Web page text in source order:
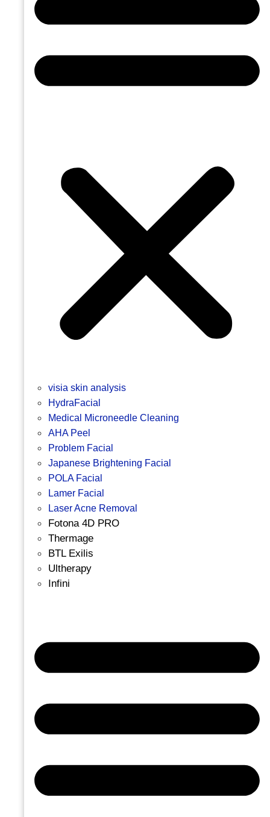
visia skin analysis
HydraFacial
Medical Microneedle Cleaning
AHA Peel
Problem Facial
Japanese Brightening Facial
POLA Facial
Lamer Facial
Laser Acne Removal
Fotona 4D PRO
Thermage
BTL Exilis
Ultherapy
Infini